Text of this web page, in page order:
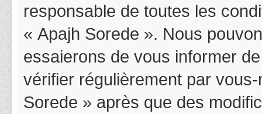
responsable de toutes les
« Apajh Sorede ». Nous
essaierons de vous informer
vérifier régulièrement par
Sorede » après que des